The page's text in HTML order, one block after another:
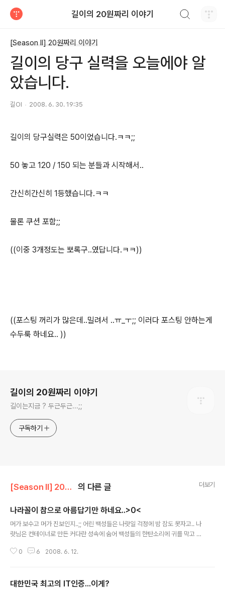
길이의 20원짜리 이야기
[Season II] 20원짜리 이야기
길이의 당구 실력을 오늘에야 알
았습니다.
길OI 2008. 6. 30. 19:35
길이의 당구실력은 50이었습니다.ㅋㅋ;;
50 놓고 120 / 150 되는 분들과 시작해서..
간신히간신히 1등했습니다.ㅋㅋ
물론 쿠션 포함;;
((이중 3개정도는 뽀록구..였답니다.ㅋㅋ))
((포스팅 꺼리가 많은데..밀려서 ..ㅠ_ㅜ;; 이러다 포스팅 안하는게
수두룩 하네요.. ))
길이의 20원짜리 이야기
길이는지금 ? 두근두근...;;
구독하기
[Season II] 20원짜리 이야기 의 다른 글 더보기
나라꼴이 참으로 아름답기만 하네요..>0<
머가 보수고 머가 진보인지..;; 어린 백성들은 나랏일 걱정에 밤 잠도 못자고.. 나
랏님은 컨테이너로 만든 커다란 성속에 숨어 백성들의 한탄소리에 귀를 막고 있
네요... ((10일 촛불 시위 다녀왔습니다..;; 사진도 올려야겠는데..길이는 게흘러
0 6 2008. 6. 12.
대한민국 최고의 IT인증...이게?